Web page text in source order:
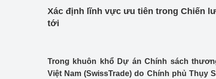
mại, Dịch vụ Việt
Công Thương -
Xác định lĩnh vực ưu tiên trong Chiến
tới
Trong khuôn khổ Dự án Chính sách
Việt Nam (SwissTrade) do Chính phủ Thụy